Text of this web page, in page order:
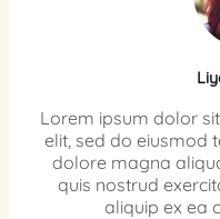
Lorem ipsum dolor
elit, sed do eiusmod
dolore magna
quis nostrud
aliquip ex ea